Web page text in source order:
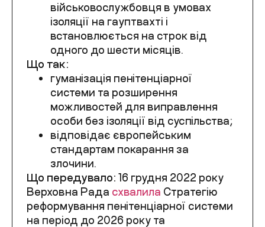
військовослужбовця в умовах
ізоляції на гауптвахті і
встановлюється на строк від
одного до шести місяців.
Що так:
гуманізація пенітенціарної
системи та розширення
можливостей для виправлення
особи без ізоляції від суспільства;
відповідає європейським
стандартам покарання за
злочини.
Що передувало: 16 грудня 2022 року
Верховна Рада схвалила Стратегію
реформування пенітенціарної системи
на період до 2026 року та